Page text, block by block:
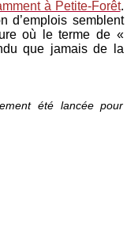
à Petite-Forêt.
d’emplois semblent
où le terme de «
que jamais de la
été lancée pour